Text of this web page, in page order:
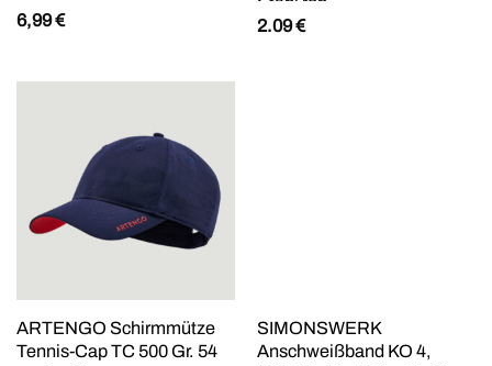
6,99€
2.09€
ARTENGO Schirmmütze
Tennis-Cap TC 500 Gr. 54
SIMONSWERK
Anschweißband KO 4,